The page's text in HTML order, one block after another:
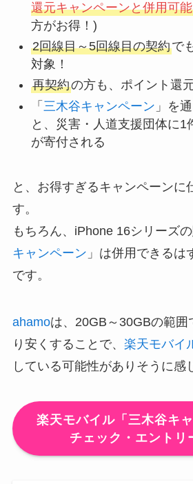
還元キャンペーンと併用可能
方がお得！)
2回線目～5回線目の契約で
対象！
再契約の方も、ポイント還
「 三木谷キャンペーン 」を
と、災害・人道支援団体に1
が寄付される
と、お得すぎるキャンペーンに
す。
もちろん、iPhone 16シリーズ
キャンペーン 」は併用できるは
です。
ahamoは、20GB～30GBの範囲
り安くすることで、 楽天モバイ
している可能性がありそうに感
楽天モバイル「三木谷キ
チェック・エントリ